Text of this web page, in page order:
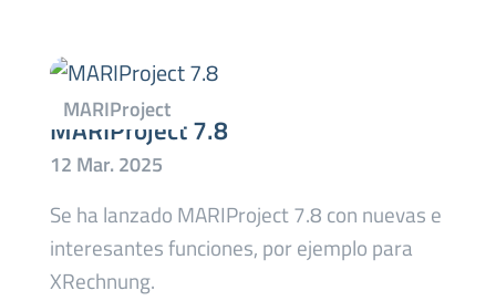
MARIProject 7.8
Se ha lanzado MARIProject 7.8 con nuevas e
interesantes funciones, por ejemplo para
XRechnung.